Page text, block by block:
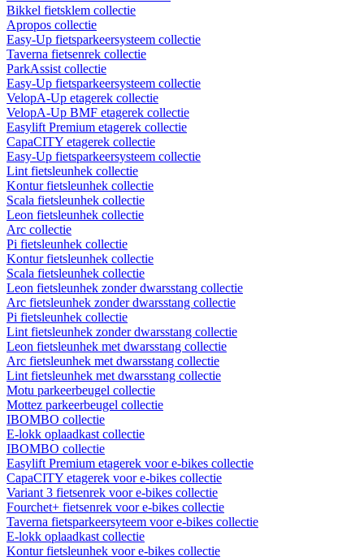
Bikkel fietsklem collectie
Apropos collectie
Easy-Up fietsparkeersysteem collectie
Taverna fietsenrek collectie
ParkAssist collectie
Easy-Up fietsparkeersysteem collectie
VelopA-Up etagerek collectie
VelopA-Up BMF etagerek collectie
Easylift Premium etagerek collectie
CapaCITY etagerek collectie
Easy-Up fietsparkeersysteem collectie
Lint fietsleunhek collectie
Kontur fietsleunhek collectie
Scala fietsleunhek collectie
Leon fietsleunhek collectie
Arc collectie
Pi fietsleunhek collectie
Kontur fietsleunhek collectie
Scala fietsleunhek collectie
Leon fietsleunhek zonder dwarsstang collectie
Arc fietsleunhek zonder dwarsstang collectie
Pi fietsleunhek collectie
Lint fietsleunhek zonder dwarsstang collectie
Leon fietsleunhek met dwarsstang collectie
Arc fietsleunhek met dwarsstang collectie
Lint fietsleunhek met dwarsstang collectie
Motu parkeerbeugel collectie
Mottez parkeerbeugel collectie
IBOMBO collectie
E-lokk oplaadkast collectie
IBOMBO collectie
Easylift Premium etagerek voor e-bikes collectie
CapaCITY etagerek voor e-bikes collectie
Variant 3 fietsenrek voor e-bikes collectie
Fourchet+ fietsenrek voor e-bikes collectie
Taverna fietsparkeersyteem voor e-bikes collectie
E-lokk oplaadkast collectie
Kontur fietsleunhek voor e-bikes collectie